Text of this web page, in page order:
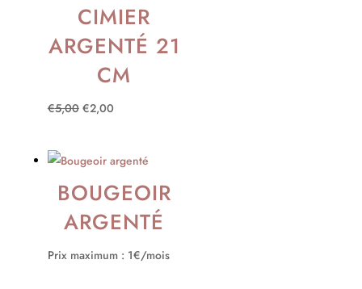
CIMIER
ARGENTÉ 21
CM
€5,00 Le
était :
€5,00.
€2,00Le
est :
€2,00.
BOUGEOIR
ARGENTÉ
Prix maximum : 1€/mois